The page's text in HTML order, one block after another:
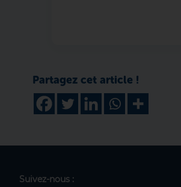
Suivez-nous :